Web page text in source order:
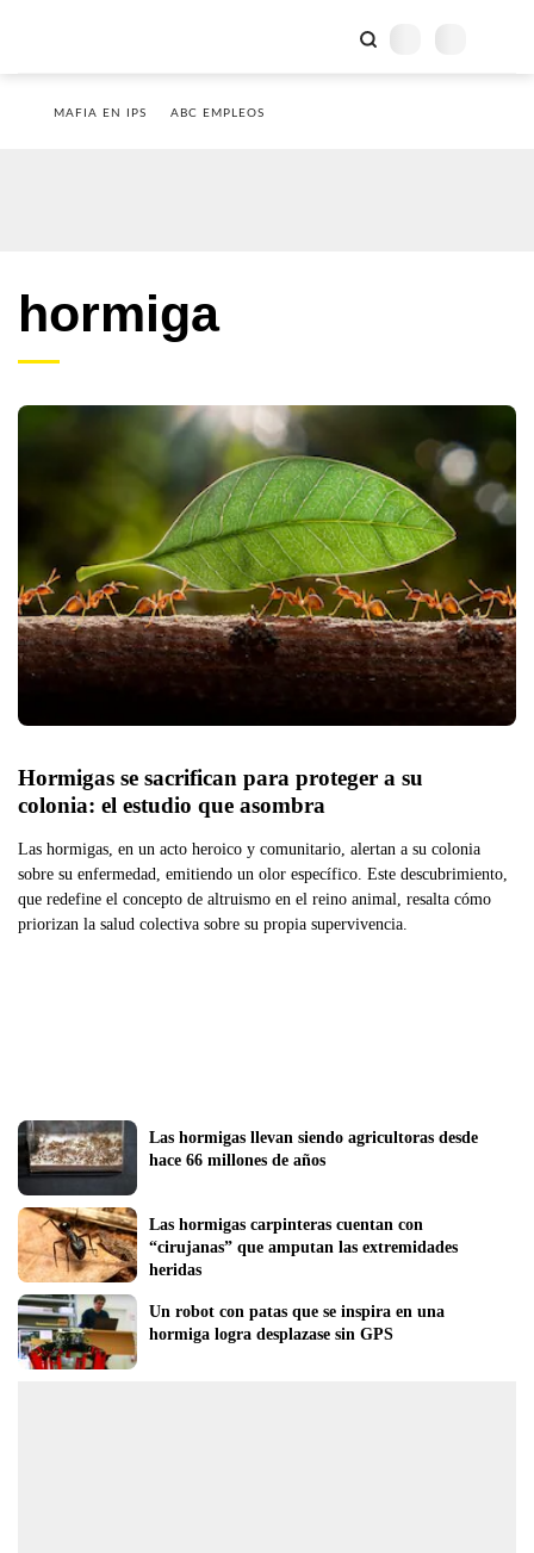
MAFIA EN IPS ABC EMPLEOS
hormiga
Hormigas se sacrifican para proteger a su
colonia: el estudio que asombra
Las hormigas, en un acto heroico y comunitario, alertan a su colonia
sobre su enfermedad, emitiendo un olor específico. Este descubrimiento,
que redefine el concepto de altruismo en el reino animal, resalta cómo
priorizan la salud colectiva sobre su propia supervivencia.
Las hormigas llevan siendo agricultoras desde
hace 66 millones de años
Las hormigas carpinteras cuentan con
“cirujanas” que amputan las extremidades
heridas
Un robot con patas que se inspira en una
hormiga logra desplazase sin GPS